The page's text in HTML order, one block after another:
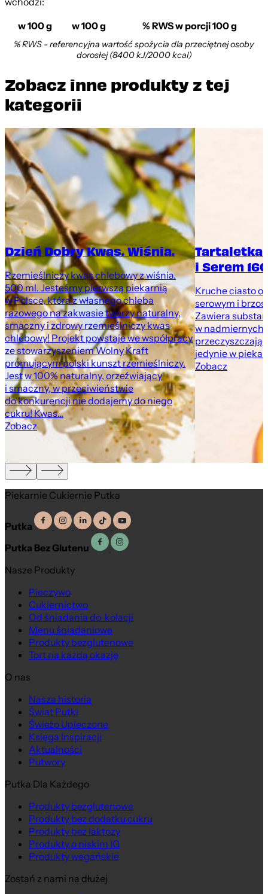
w 100 g
w 100 g % RWS w porcji 100 g
% RWS - referencyjna wartość spożycia dla przeciętnej osoby
dorosłej (8400 kJ/2000 kcal)
Zobacz inne produkty z tej
kategorii
Dzień Dobry Kwas. Wiśnia.
Rzemieślniczy kwas chlebowy z wiśnia.
500 ml. Jesteśmy pierwszą piekarnią
w Polsce, która z własnego chleba
razowego na zakwasie tworzy naturalny,
smaczny i zdrowy rzemieślniczy kwas
chlebowy! Projekt powstaje we współpracy
ze stowarzyszeniem Wolny Kraft
promującym polski kunszt rzemieślniczy.
Jest w 100% naturalny, orzeźwiający
i smaczny, w przeciwieństwie
do konkurencji nie dodajemy do niego
cukru! Kwas...
Zobacz
Tartaletka
i Serem
Kruche ciasto
serowym i
Zawiera
w nadmiernych
jedynie w
Zobacz
Piekarnie Cukiernie Putka
Putka
Putka Bez Glutenu
Nasze Produkty
Pieczywo
Cukiernictwo
Od śniadania do kolacji
Menu śniadaniowe
Produkty bezglutenowe
Tort na każdą okazję
O nas
Nasza historia
Świat Putki
Świeżo Upieczone
Księga Inspiracji
Aktualności
Putwory
Putka Dla Każdego
Produkty bezglutenowe
Produkty bez dodatku cukru
Produkty bez laktozy
Produkty o niskim IG
Produkty wegańskie
Zostań z nami na dłużej